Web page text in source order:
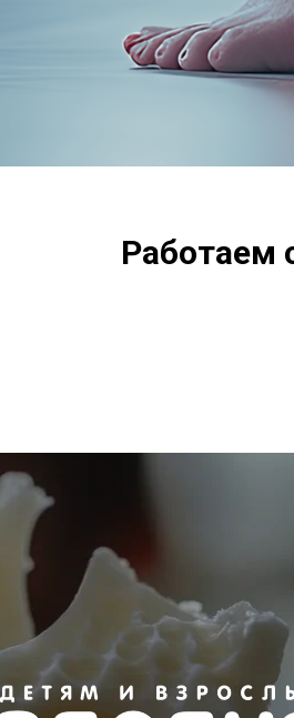
Работаем